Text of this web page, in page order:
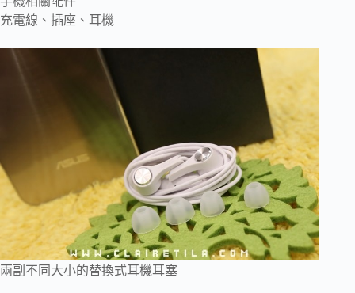
充電線、插座、耳機
兩副不同大小的替換式耳機耳塞